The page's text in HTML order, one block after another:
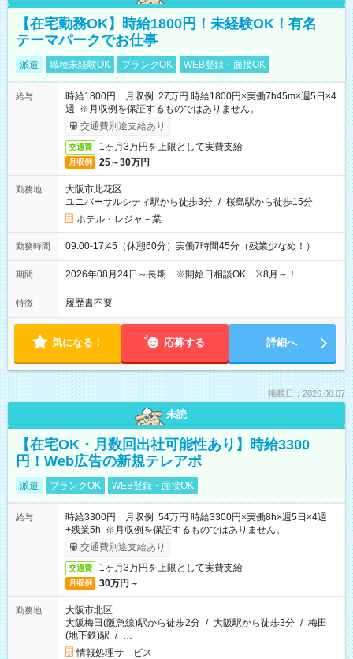
【在宅勤務OK】時給1800円！未経験OK！有名
テーマパークでお仕事
派遣 職種未経験OK ブランクOK WEB登録・面接OK
給与
時給1800円 月収例 27万円 時給1800円×実働7h45m×週5日×4
週 ※月収例を保証するものではありません。
交通費別途支給あり
交通費 1ヶ月3万円を上限として実費支給
月収例 25～30万円
勤務地
大阪市此花区
ユニバーサルシティ駅から徒歩3分 / 桜島駅から徒歩15分
ホテル・レジャ－業
勤務時間 09:00-17:45（休憩60分）実働7時間45分（残業少なめ！）
期間 2026年08月24日～長期 ※開始日相談OK ※8月～！
特徴 履歴書不要
気になる！ 応募する 詳細へ
掲載日：2026.08.07
未読
【在宅OK・月数回出社可能性あり】時給3300
円！Web広告の新規テレアポ
派遣 ブランクOK WEB登録・面接OK
給与
時給3300円 月収例 54万円 時給3300円×実働8h×週5日×4週
+残業5h ※月収例を保証するものではありません。
交通費別途支給あり
交通費 1ヶ月3万円を上限として実費支給
月収例 30万円～
勤務地
大阪市北区
大阪梅田(阪急線)駅から徒歩2分 / 大阪駅から徒歩3分 / 梅田
(地下鉄)駅 / …
情報処理サ－ビス